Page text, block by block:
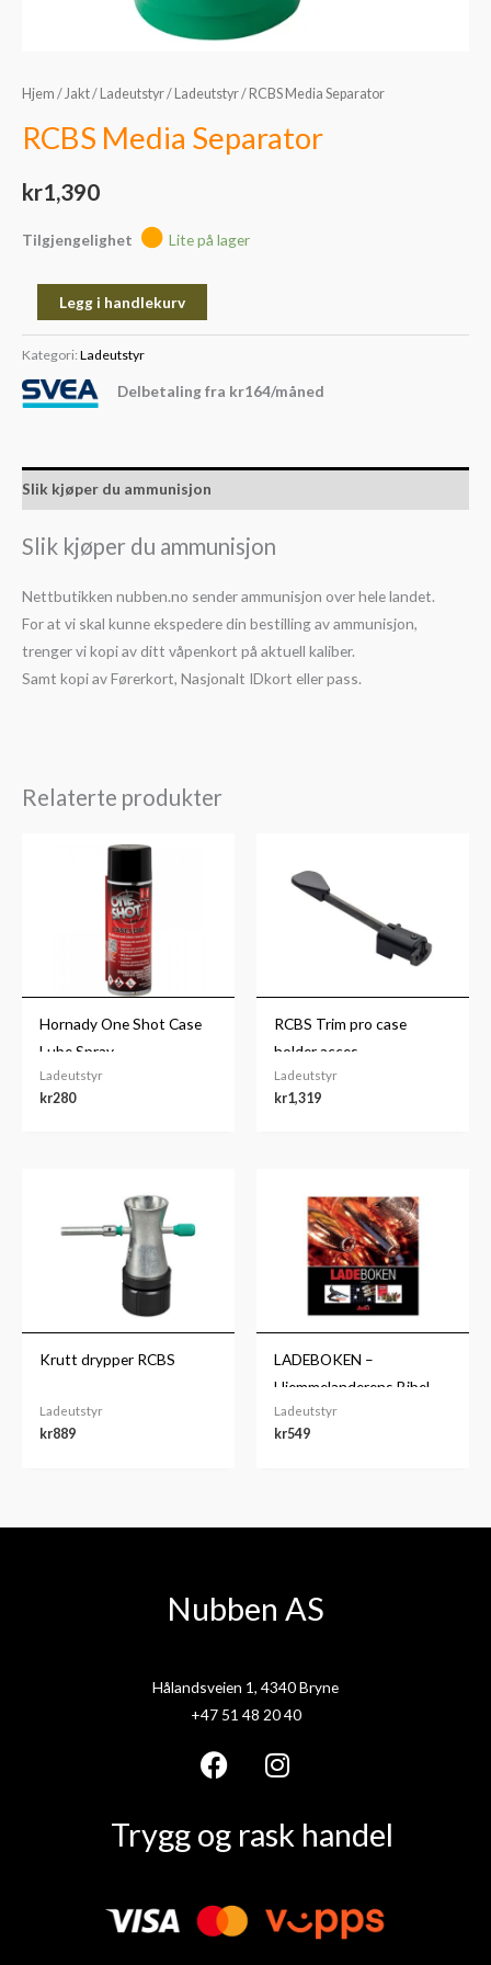
Hjem /Jakt/ Ladeutstyr/ Ladeutstyr/ RCBS Media Separator
RCBS Media Separator
kr1,390
Tilgjengelighet Lite på lager
Legg i handlekurv
Kategori: Ladeutstyr
Delbetaling fra kr164/måned
Slik kjøper du ammunisjon
Slik kjøper du ammunisjon
Nettbutikken nubben.no sender ammunisjon over hele landet.
For at vi skal kunne ekspedere din bestilling av ammunisjon,
trenger vi kopi av ditt våpenkort på aktuell kaliber.
Samt kopi av Førerkort, Nasjonalt IDkort eller pass.
Relaterte produkter
Hornady One Shot Case
Lube Spray
Ladeutstyr
kr280
RCBS Trim pro case
holder acces.
Ladeutstyr
kr1,319
Krutt drypper RCBS
Ladeutstyr
kr889
LADEBOKEN –
Hjemmelanderens Bibel
Ladeutstyr
kr549
Nubben AS
Hålandsveien 1, 4340 Bryne
+47 51 48 20 40
F
c
b
o
I
n
s
g
Trygg og rask handel